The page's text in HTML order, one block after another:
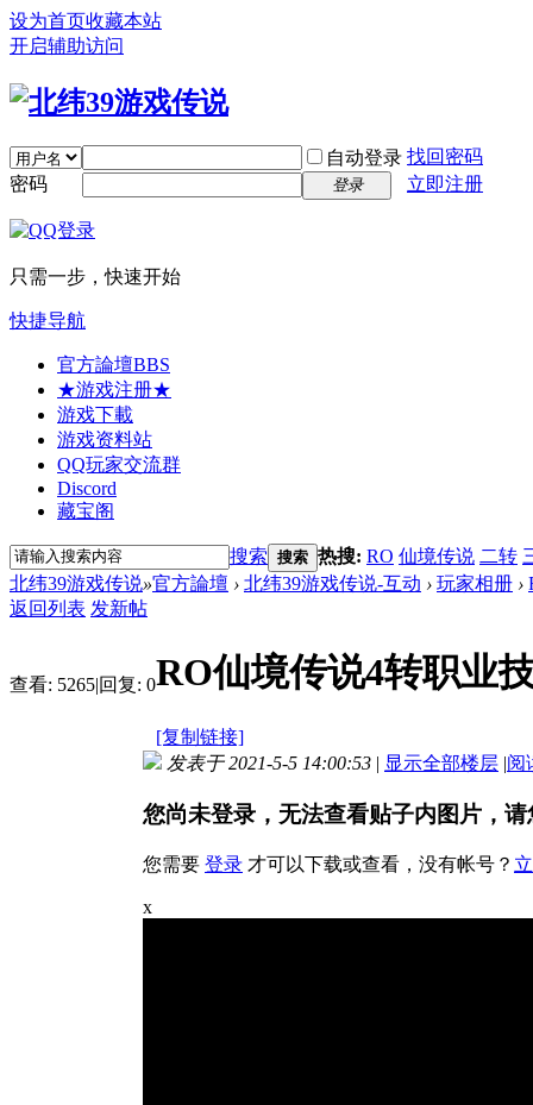
设为首页收藏本站
开启辅助访问
自动登录 找回密码
密码
登录 立即注册
只需一步，快速开始
快捷导航
官方論壇BBS
★游戏注册★
游戏下載
游戏资料站
QQ玩家交流群
Discord
藏宝阁
搜索 搜索 热搜: RO 仙境传说 二转
北纬39游戏传说»官方論壇 › 北纬39游戏传说-互动 › 玩家相册 ›
返回列表 发新帖
查看: 5265|回复: 0RO仙境传说4转职业
[复制链接]
发表于 2021-5-5 14:00:53 | 显示全部楼层 |阅
您尚未登录，无法查看贴子内图片，
您需要 登录 才可以下载或查看，没有帐号？
x